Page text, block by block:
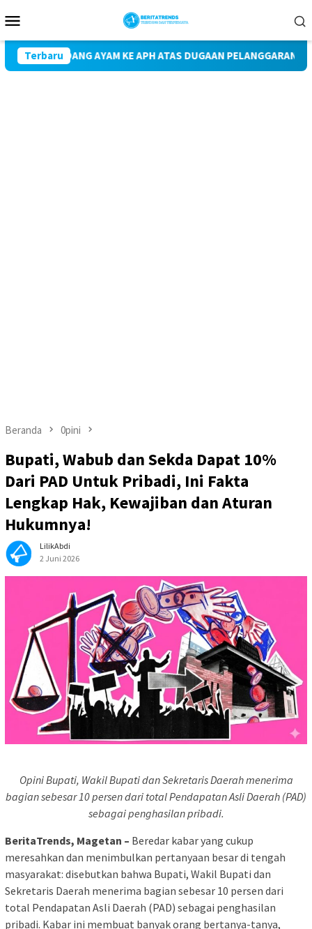
ke
Mobile
Terbaru
AYAM KE APH ATAS DUGAAN PELANGGARAN UU
Beranda 0pini
Bupati, Wabub dan Sekda Dapat 10%
Dari PAD Untuk Pribadi, Ini Fakta
Lengkap Hak, Kewajiban dan Aturan
Hukumnya!
LilikAbdi
2 Juni 2026
Opini Bupati, Wakil Bupati dan Sekretaris Daerah menerima
bagian sebesar 10 persen dari total Pendapatan Asli Daerah (PAD)
sebagai penghasilan pribadi.
BeritaTrends, Magetan – Beredar kabar yang cukup
meresahkan dan menimbulkan pertanyaan besar di tengah
masyarakat: disebutkan bahwa Bupati, Wakil Bupati dan
Sekretaris Daerah menerima bagian sebesar 10 persen dari
total Pendapatan Asli Daerah (PAD) sebagai penghasilan
pribadi. Kabar ini membuat banyak orang bertanya-tanya,